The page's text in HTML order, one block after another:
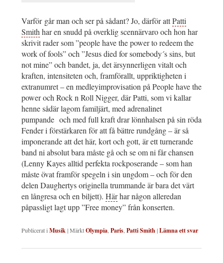
Varför går man och ser på sådant? Jo, därför attPatti
Smith har en snudd på overklig scennärvaro och hon har
skrivit rader som ”people have the power to redeem the
work of fools” och ”Jesus died for somebody´s sins, but
not mine” och bandet, ja, det ärsynnerligen vitalt och
kraften, intensiteten och, framförallt, uppriktigheten i
extranumret – en medleyimprovisation på People have the
power och Rock n Roll Nigger, där Patti, som vi kallar
henne sådär lagom familjärt, med adrenalinet
pumpande och med full kraft drar lönnhalsen på sin röda
Fender i förstärkaren för att få bättre rundgång – är så
imponerande att det här, kort och gott, är ett turnerande
band ni absolut bara måste gå och se om ni får chansen
(Lenny Kayes alltid perfekta rockposerande – som han
måste övat framför spegeln i sin ungdom – och för den
delen Daughertys originella trummande är bara det värt
en långresa och en biljett). Härhar någon alleredan
påpassligt lagt upp ”Free money” från konserten.
Publicerat i Musik|MärktOlympia Paris Patti Smith|Lämna ett svar